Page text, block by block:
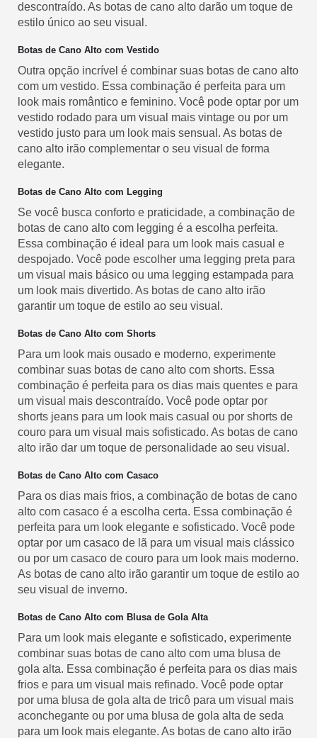
descontraído. As botas de cano alto darão um toque de
estilo único ao seu visual.
Botas de Cano Alto com Vestido
Outra opção incrível é combinar suas botas de cano alto
com um vestido. Essa combinação é perfeita para um
look mais romântico e feminino. Você pode optar por um
vestido rodado para um visual mais vintage ou por um
vestido justo para um look mais sensual. As botas de
cano alto irão complementar o seu visual de forma
elegante.
Botas de Cano Alto com Legging
Se você busca conforto e praticidade, a combinação de
botas de cano alto com legging é a escolha perfeita.
Essa combinação é ideal para um look mais casual e
despojado. Você pode escolher uma legging preta para
um visual mais básico ou uma legging estampada para
um look mais divertido. As botas de cano alto irão
garantir um toque de estilo ao seu visual.
Botas de Cano Alto com Shorts
Para um look mais ousado e moderno, experimente
combinar suas botas de cano alto com shorts. Essa
combinação é perfeita para os dias mais quentes e para
um visual mais descontraído. Você pode optar por
shorts jeans para um look mais casual ou por shorts de
couro para um visual mais sofisticado. As botas de cano
alto irão dar um toque de personalidade ao seu visual.
Botas de Cano Alto com Casaco
Para os dias mais frios, a combinação de botas de cano
alto com casaco é a escolha certa. Essa combinação é
perfeita para um look elegante e sofisticado. Você pode
optar por um casaco de lã para um visual mais clássico
ou por um casaco de couro para um look mais moderno.
As botas de cano alto irão garantir um toque de estilo ao
seu visual de inverno.
Botas de Cano Alto com Blusa de Gola Alta
Para um look mais elegante e sofisticado, experimente
combinar suas botas de cano alto com uma blusa de
gola alta. Essa combinação é perfeita para os dias mais
frios e para um visual mais refinado. Você pode optar
por uma blusa de gola alta de tricô para um visual mais
aconchegante ou por uma blusa de gola alta de seda
para um look mais elegante. As botas de cano alto irão